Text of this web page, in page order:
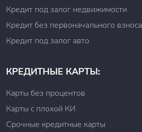
Кредит под залог недвижимости
Кредит без первоначального взноса
Кредит под залог авто
КРЕДИТНЫЕ КАРТЫ:
Карты без процентов
Карты с плохой КИ
Срочные кредитные карты